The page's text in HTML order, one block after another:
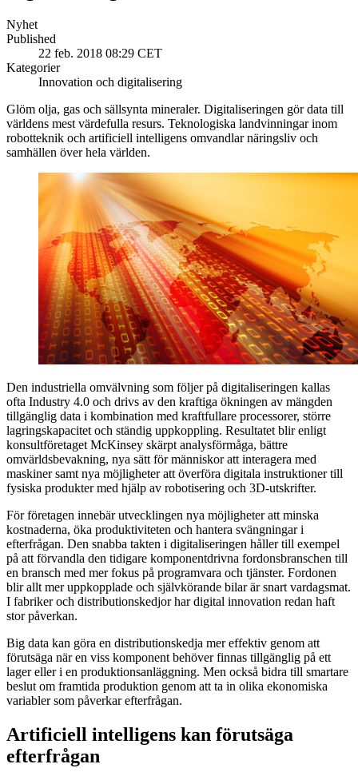
Nyhet
Published
22 feb. 2018 08:29 CET
Kategorier
Innovation och digitalisering
Glöm olja, gas och sällsynta mineraler. Digitaliseringen gör data till
världens mest värdefulla resurs. Teknologiska landvinningar inom
robotteknik och artificiell intelligens omvandlar näringsliv och
samhällen över hela världen.
Den industriella omvälvning som följer på digitaliseringen kallas
ofta Industry 4.0 och drivs av den kraftiga ökningen av mängden
tillgänglig data i kombination med kraftfullare processorer, större
lagringskapacitet och ständig uppkoppling. Resultatet blir enligt
konsultföretaget McKinsey skärpt analysförmåga, bättre
omvärldsbevakning, nya sätt för människor att interagera med
maskiner samt nya möjligheter att överföra digitala instruktioner till
fysiska produkter med hjälp av robotisering och 3D-utskrifter.
För företagen innebär utvecklingen nya möjligheter att minska
kostnaderna, öka produktiviteten och hantera svängningar i
efterfrågan. Den snabba takten i digitaliseringen håller till exempel
på att förvandla den tidigare komponentdrivna fordonsbranschen till
en bransch med mer fokus på programvara och tjänster. Fordonen
blir allt mer uppkopplade och självkörande bilar är snart vardagsmat.
I fabriker och distributionskedjor har digital innovation redan haft
stor påverkan.
Big data kan göra en distributionskedja mer effektiv genom att
förutsäga när en viss komponent behöver finnas tillgänglig på ett
lager eller i en produktionsanläggning. Men också bidra till smartare
beslut om framtida produktion genom att ta in olika ekonomiska
variabler som påverkar efterfrågan.
Artificiell intelligens kan förutsäga
efterfrågan